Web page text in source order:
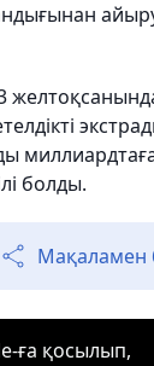
болды.
Мақаламен
ға қосылып,